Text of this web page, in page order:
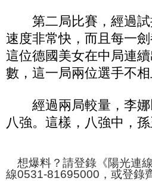
第二局比賽，經過試
速度非常快，而且每一
這位德國美女在中局連
數，這一局兩位選手不
經過兩局較量，李娜
八強。這樣，八強中，
想爆料？請登錄《陽光連
線0531-81695000，或登錄